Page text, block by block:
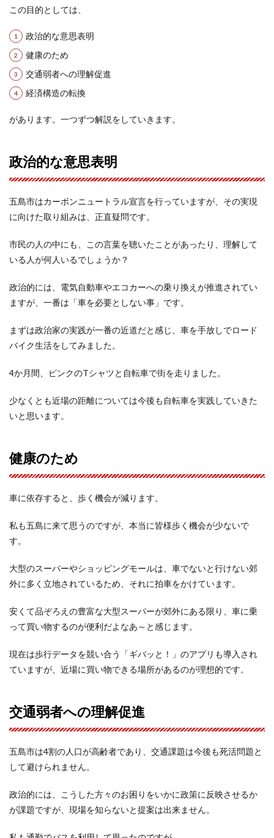
この目的としては、
政治的な意思表明
健康のため
交通弱者への理解促進
経済構造の転換
があります。一つずつ解説をしていきます。
政治的な意思表明
五島市はカーボンニュートラル宣言を行っていますが、その実現
に向けた取り組みは、正直疑問です。
市民の人の中にも、この言葉を聴いたことがあったり、理解して
いる人が何人いるでしょうか？
政治的には、電気自動車やエコカーへの乗り換えが推進されてい
ますが、一番は「車を必要としない事」です。
まずは政治家の実践が一番の近道だと感じ、車を手放しでロード
バイク生活をしてみました。
4か月間、ピンクのTシャツと自転車で街を走りました。
少なくとも近場の距離については今後も自転車を実践していきた
いと思います。
健康のため
車に依存すると、歩く機会が減ります。
私も五島に来て思うのですが、本当に皆様歩く機会が少ないで
す。
大型のスーパーやショッピングモールは、車でないと行けない郊
外に多く立地されているため、それに拍車をかけています。
安くて品ぞろえの豊富な大型スーパーが郊外にある限り、車に乗
って買い物するのが便利だよなあ～と感じます。
現在は歩行データを競い合う「ギバッと！」のアプリも導入され
ていますが、近場に買い物できる場所があるのが理想的です。
交通弱者への理解促進
五島市は4割の人口が高齢者であり、交通課題は今後も死活問題と
して避けられません。
政治的には、こうした方々のお困りをいかに政策に反映させるか
が課題ですが、現場を知らないと提案は出来ません。